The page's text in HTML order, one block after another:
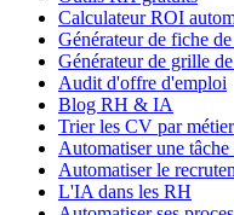
Calculateur ROI
Générateur de fiche
Générateur de grille
Audit d'offre d'emploi
Blog RH & IA
Trier les CV par métier
Automatiser une
Automatiser le
L'IA dans les RH